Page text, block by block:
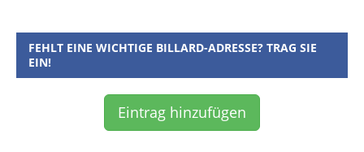
FEHLT EINE WICHTIGE BILLARD-ADRESSE? TRAG SIE
EIN!
Eintrag hinzufügen